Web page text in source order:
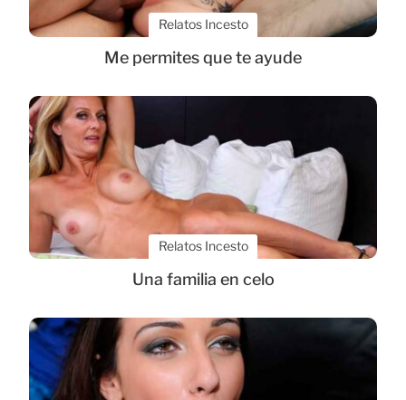
Relatos Incesto
Me permites que te ayude
Relatos Incesto
Una familia en celo